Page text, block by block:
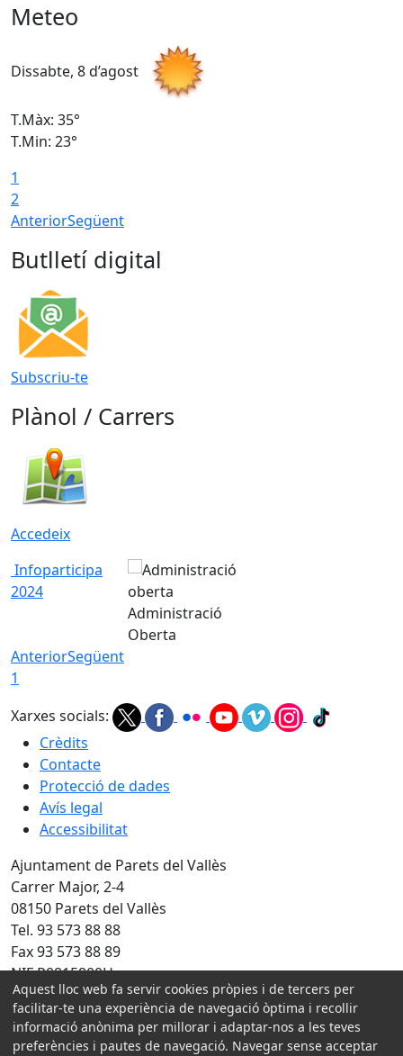
Meteo
Dissabte, 8 d’agost
T.Màx: 35°
T.Min: 23°
1
2
AnteriorSegüent
Butlletí digital
Subscriu-te
Plànol / Carrers
Accedeix
Infoparticipa
2024
Administració
Oberta
AnteriorSegüent
1
Xarxes socials:
Crèdits
Contacte
Protecció de dades
Avís legal
Accessibilitat
Ajuntament de Parets del Vallès
Carrer Major, 2-4
08150 Parets del Vallès
Tel. 93 573 88 88
Fax 93 573 88 89
NIF P0815800H
Amb la col·laboració de:
Aquest lloc web fa servir cookies pròpies i de tercers per
facilitar-te una experiència de navegació òptima i recollir
informació anònima per millorar i adaptar-nos a les teves
preferències i pautes de navegació. Navegar sense acceptar